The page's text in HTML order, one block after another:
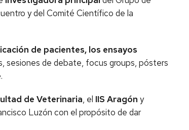
y del Comité Científico de la
de pacientes, los ensayos
sesiones de debate, focus groups, pósters
.
de Veterinaria, el IIS Aragón y
Luzón con el propósito de dar